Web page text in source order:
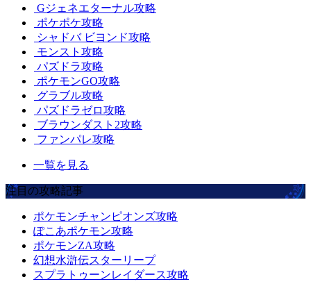
Gジェネエターナル攻略
ポケポケ攻略
シャドバ ビヨンド攻略
モンスト攻略
パズドラ攻略
ポケモンGO攻略
グラブル攻略
パズドラゼロ攻略
ブラウンダスト2攻略
ファンパレ攻略
一覧を見る
注目の攻略記事
ポケモンチャンピオンズ攻略
ぽこあポケモン攻略
ポケモンZA攻略
幻想水滸伝スターリープ
スプラトゥーンレイダース攻略